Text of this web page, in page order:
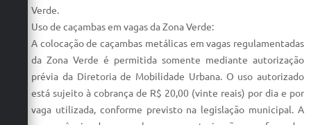
Verde.
Uso de caçambas em vagas da Zona Verde:
A colocação de caçambas metálicas em vagas regulamentadas
da Zona Verde é permitida somente mediante autorização
prévia da Diretoria de Mobilidade Urbana. O uso autorizado
está sujeito à cobrança de R$ 20,00 (vinte reais) por dia e por
vaga utilizada, conforme previsto na legislação municipal. A